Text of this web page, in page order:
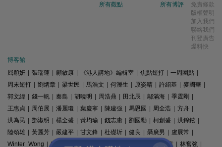
所有觀點
所有博評
免責條款
版權聲明
加入我們
聯絡我們
刊登廣告
爆料快
博客館
屈穎妍 | 張瑞蓮 | 顧敏康 | 《港人講地》編輯室 | 焦點短打 | 一周圈點 |
周末短打 | 劉炳章 | 梁世民 | 馬浩文 | 何濼生 | 原姿晴 | 許紹基 | 麥國華 |
郭文緯 | 錢一帆 | 秦島 | 胡曉明 | 周浩鼎 | 田北辰 | 鄔滿海 | 季霆剛 |
王惠貞 | 周伯展 | 潘麗瓊 | 葉慶寧 | 陳建強 | 馬恩國 | 周全浩 | 方舟 |
洪為民 | 鄧淑明 | 楊全盛 | 黃均瑜 | 錢志庸 | 劉國勳 | 柯創盛 | 洪錦鉉 |
陸頌雄 | 黃麗芳 | 嚴建平 | 甘文鋒 | 杜礎圻 | 健良 | 聶廣男 | 盧展常 |
Winter Wong | K2 精選文章 | 林奮強 |